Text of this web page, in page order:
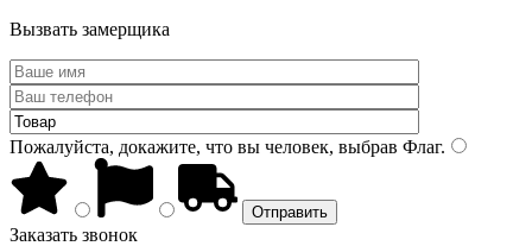
Вызвать замерщика
Пожалуйста, докажите, что вы человек, выбрав Флаг.
Заказать звонок